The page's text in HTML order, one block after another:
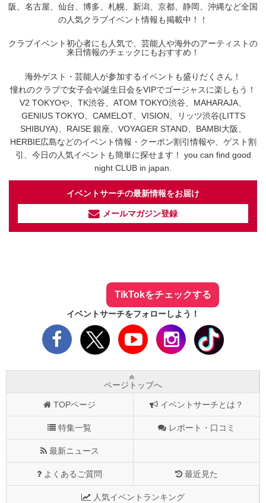
阪、名古屋、仙台、博多、札幌、新潟、京都、静岡、沖縄など全国
の人気クラブイベント情報も掲載中！！
クラブイベント初心者にも人気で、芸能人や海外のアーティストの
来日情報のチェックにもおすすめ！
海外ゲスト・芸能人が参加するイベントも盛りだくさん！
憧れのクラブで女子会や誕生日会をVIPでゴージャスに楽しもう！
V2 TOKYOや、TK渋谷、ATOM TOKYO渋谷、MAHARAJA、
GENIUS TOKYO、CAMELOT、VISION、リッツ渋谷(LITTS
SHIBUYA)、RAISE 銀座、VOYAGER STAND、BAMBI大阪、
HERBIE広島などのイベント情報・クーポン割引情報や、ゲスト割
引、今日の人気イベントも簡単に探せます！ you can find good
night CLUB in japan.
イベントサーチの最新情報をお届け
メールマガジン登録
TikTokをチェックする
イベントサーチをフォローしよう！
ページトップへ
TOPページ イベントサーチとは？
特集一覧 レポート・口コミ
最新ニュース
よくあるご質問 最近見た
人気イベントランキング